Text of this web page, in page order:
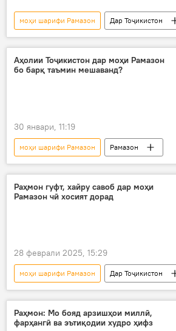
моҳи шарифи Рамазон
Дар Тоҷикистон
Рамазон
Дин ва оин Ислом
Аҳолии Тоҷикистон дар моҳи Рамазон
бо барқ таъмин мешаванд?
30 январи, 11:19
моҳи шарифи Рамазон
Рамазон
Далер Ҷумъа
Энергетика
Дар Тоҷикистон
Раҳмон гуфт, хайру савоб дар моҳи
Рамазон чӣ хосият дорад
28 феврали 2025, 15:29
моҳи шарифи Рамазон
Дар Тоҷикистон
Эмомалӣ Раҳмон
моҳи Рамазон
кӯмак
садақа Дин ва оин
Раҳмон: Мо бояд арзишҳои миллӣ,
фарҳангӣ ва эътиқодии худро ҳифз